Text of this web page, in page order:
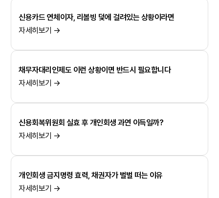
신용카드 연체이자, 리볼빙 덫에 걸려있는 상황이라면
자세히보기 →
채무자대리인제도 이런 상황이면 반드시 필요합니다
자세히보기 →
신용회복위원회 실효 후 개인회생 과연 이득일까?
자세히보기 →
개인회생 금지명령 효력, 채권자가 벌벌 떠는 이유
자세히보기 →